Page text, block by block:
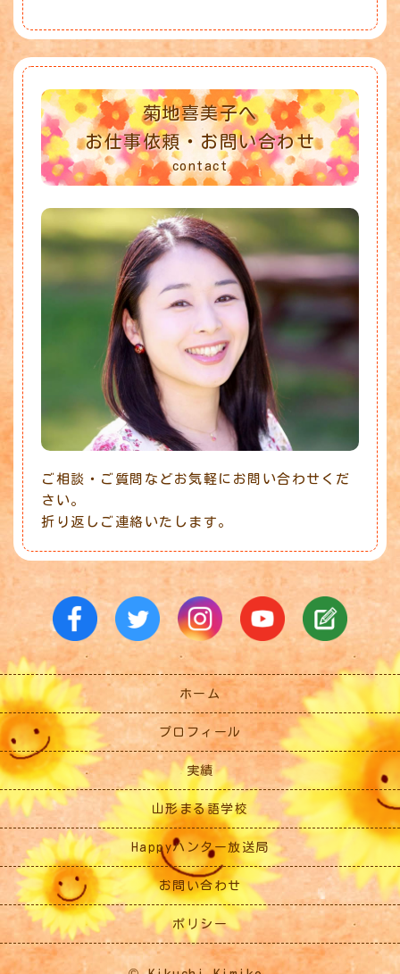
菊地喜美子へ
お仕事依頼・お問い合わせ
contact
ご相談・ご質問などお気軽にお問い合わせくだ
さい。
折り返しご連絡いたします。
ホーム
プロフィール
実績
山形まる語学校
Happyハンター放送局
お問い合わせ
ポリシー